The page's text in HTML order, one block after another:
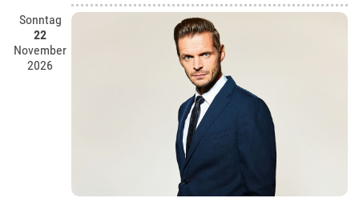
Sonntag
22
November
2026